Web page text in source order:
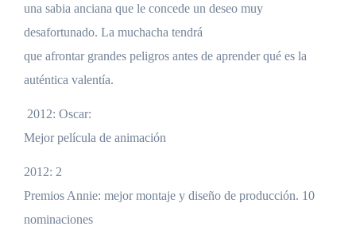
una sabia anciana que le concede un deseo muy
desafortunado. La muchacha tendrá
que afrontar grandes peligros antes de aprender qué es la
auténtica valentía.
2012: Oscar:
Mejor película de animación
2012: 2
Premios Annie: mejor montaje y diseño de producción. 10
nominaciones